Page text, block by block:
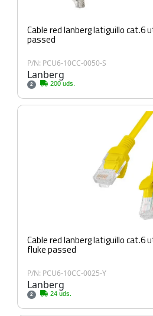
Cable red lanberg latiguillo cat.6
passed
P/N: PCU6-10CC-0050-S
Lanberg
2 200 uds.
Cable red lanberg latiguillo cat.6
fluke passed
P/N: PCU6-10CC-0025-Y
Lanberg
2 24 uds.